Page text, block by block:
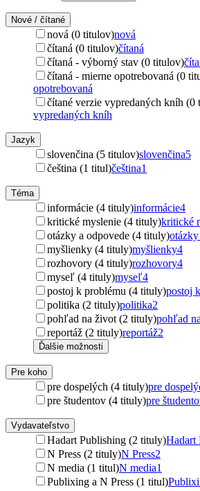
Nové / čítané
nová (0 titulov)nová
čítaná (0 titulov)čítaná
čítaná - výborný stav (0 titulov)
čítaná - mierne opotrebovaná (0
opotrebovaná
čítané verzie vypredaných kníh (0
vypredaných kníh
Jazyk
slovenčina (5 titulov)slovenčina5
čeština (1 titul)čeština1
Téma
informácie (4 tituly)informácie4
kritické myslenie (4 tituly)kritické
otázky a odpovede (4 tituly)
myšlienky (4 tituly)myšlienky4
rozhovory (4 tituly)rozhovory4
myseľ (4 tituly)myseľ4
postoj k problému (4 tituly)postoj
politika (2 tituly)politika2
pohľad na život (2 tituly)pohľad
reportáž (2 tituly)reportáž2
Ďalšie možnosti
Pre koho
pre dospelých (4 tituly)pre
pre študentov (4 tituly)pre
Vydavateľstvo
Hadart Publishing (2 tituly)Hadart
N Press (2 tituly)N Press2
N media (1 titul)N media1
Publixing a N Press (1 titul)